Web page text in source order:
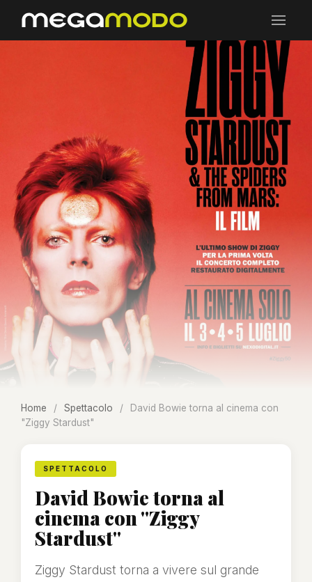
Home / Spettacolo /
David Bowie torna al cinema con
"Ziggy Stardust"
SPETTACOLO
David Bowie torna al
cinema con "Ziggy
Stardust"
Ziggy Stardust torna a vivere sul grande